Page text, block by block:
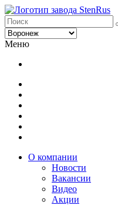
Меню
О компании
Новости
Вакансии
Видео
Акции